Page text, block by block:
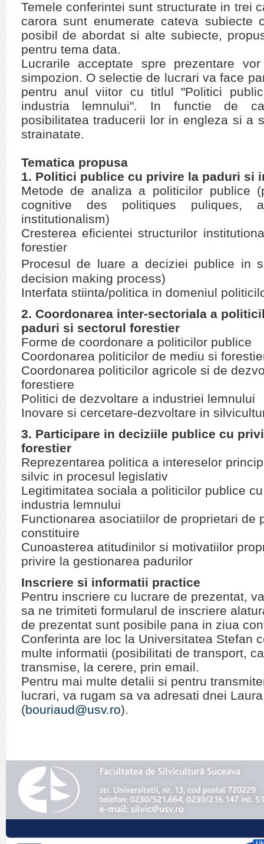
Temele conferintei sunt structurate in trei
carora sunt enumerate cateva subiecte
posibil de abordat si alte subiecte,
pentru tema data.
Lucrarile acceptate spre prezentare
simpozion. O selectie de lucrari va face
pentru anul viitor cu titlul "Politici
industria lemnului". In functie de
posibilitatea traducerii lor in engleza si a
strainatate.
Tematica propusa
1. Politici publice cu privire la paduri si
Metode de analiza a politicilor publice
cognitive des politiques puliques,
institutionalism)
Cresterea eficientei structurilor
forestier
Procesul de luare a deciziei publice in
decision making process)
Interfata stiinta/politica in domeniul
2. Coordonarea inter-sectoriala a
paduri si sectorul forestier
Forme de coordonare a politicilor publice
Coordonarea politicilor de mediu si
Coordonarea politicilor agricole si de
forestiere
Politici de dezvoltare a industriei lemnului
Inovare si cercetare-dezvoltare in
3. Participare in deciziile publice cu
forestier
Reprezentarea politica a intereselor
silvic in procesul legislativ
Legitimitatea sociala a politicilor publice
industria lemnului
Functionarea asociatiilor de proprietari de
constituire
Cunoasterea atitudinilor si motivatiilor
privire la gestionarea padurilor
Inscriere si informatii practice
Pentru inscriere cu lucrare de prezentat,
sa ne trimiteti formularul de inscriere
de prezentat sunt posibile pana in ziua
Conferinta are loc la Universitatea Stefan
multe informatii (posibilitati de transport,
transmise, la cerere, prin email.
Pentru mai multe detalii si pentru
lucrari, va rugam sa va adresati dnei
(bouriaud@usv.ro).